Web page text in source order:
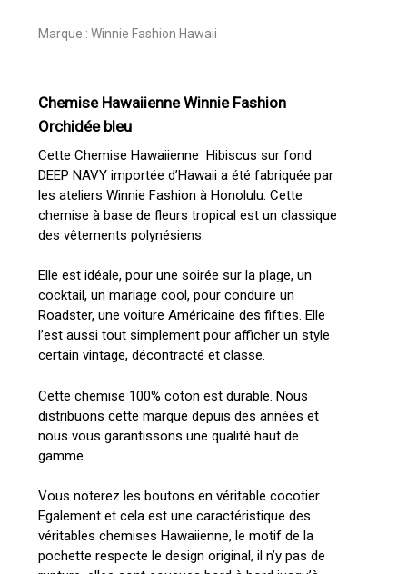
Marque : Winnie Fashion Hawaii
Chemise Hawaiienne Winnie Fashion
Orchidée bleu
Cette Chemise Hawaiienne Hibiscus sur fond
DEEP NAVY importée d’Hawaii a été fabriquée par
les ateliers Winnie Fashion à Honolulu. Cette
chemise à base de fleurs tropical est un classique
des vêtements polynésiens.
Elle est idéale, pour une soirée sur la plage, un
cocktail, un mariage cool, pour conduire un
Roadster, une voiture Américaine des fifties. Elle
l’est aussi tout simplement pour afficher un style
certain vintage, décontracté et classe.
Cette chemise 100% coton est durable. Nous
distribuons cette marque depuis des années et
nous vous garantissons une qualité haut de
gamme.
Vous noterez les boutons en véritable cocotier.
Egalement et cela est une caractéristique des
véritables chemises Hawaiienne, le motif de la
pochette respecte le design original, il n’y pas de